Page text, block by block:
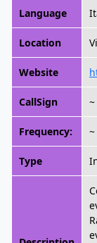
Language
Location
Website
CallSign ~
Frequency: ~
Type